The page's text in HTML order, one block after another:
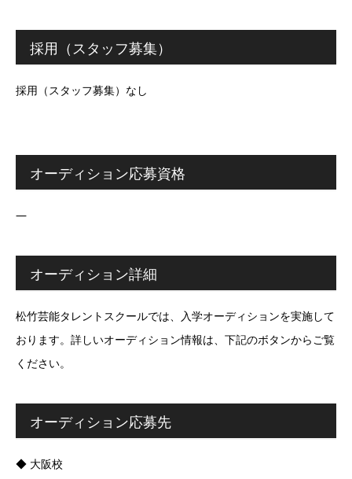
採用（スタッフ募集）
採用（スタッフ募集）なし
オーディション応募資格
―
オーディション詳細
松竹芸能タレントスクールでは、入学オーディションを実施して
おります。詳しいオーディション情報は、下記のボタンからご覧
ください。
オーディション応募先
◆ 大阪校